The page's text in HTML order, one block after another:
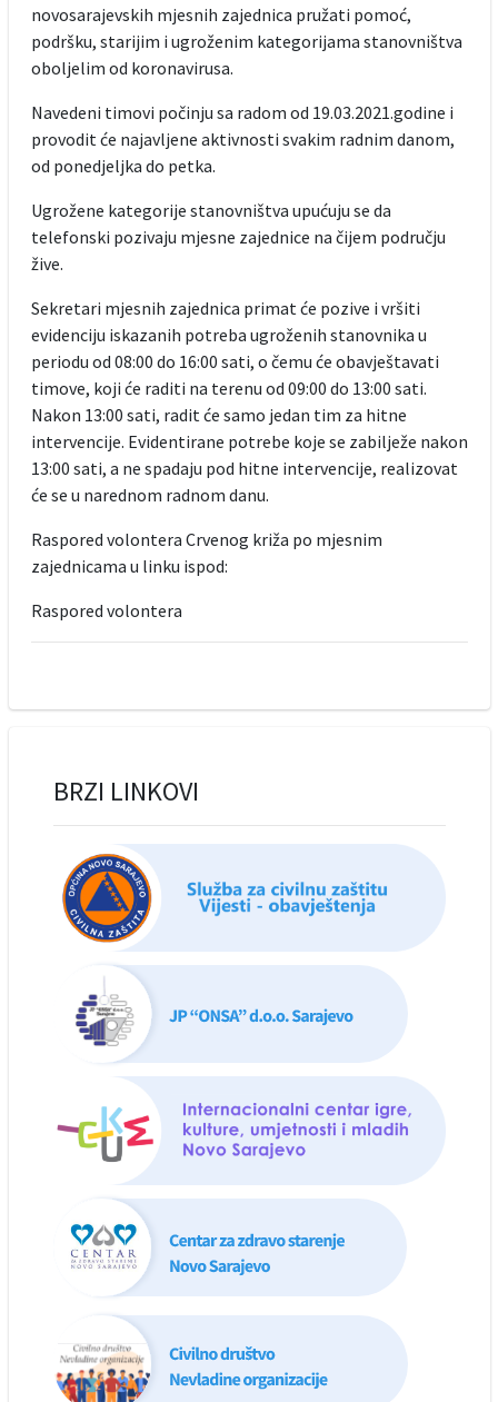
novosarajevskih mjesnih zajednica pružati pomoć,
podršku, starijim i ugroženim kategorijama stanovništva
oboljelim od koronavirusa.
Navedeni timovi počinju sa radom od 19.03.2021.godine i
provodit će najavljene aktivnosti svakim radnim danom,
od ponedjeljka do petka.
Ugrožene kategorije stanovništva upućuju se da
telefonski pozivaju mjesne zajednice na čijem području
žive.
Sekretari mjesnih zajednica primat će pozive i vršiti
evidenciju iskazanih potreba ugroženih stanovnika u
periodu od 08:00 do 16:00 sati, o čemu će obavještavati
timove, koji će raditi na terenu od 09:00 do 13:00 sati.
Nakon 13:00 sati, radit će samo jedan tim za hitne
intervencije. Evidentirane potrebe koje se zabilježe nakon
13:00 sati, a ne spadaju pod hitne intervencije, realizovat
će se u narednom radnom danu.
Raspored volontera Crvenog križa po mjesnim
zajednicama u linku ispod:
Raspored volontera
BRZI LINKOVI